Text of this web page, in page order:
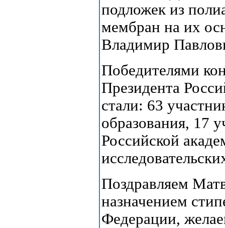
подложек из
мембран на их
Владимир
Победителями
Президента
стали: 63
образования, 17
Российской
Поздравляем
назначением
Федерации,